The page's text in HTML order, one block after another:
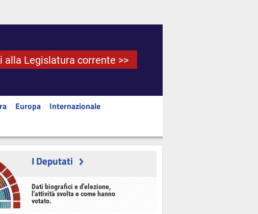
alla Legislatura corrente >>
Europa
Internazionale
I Deputati
Dati biografici e d'elezione,
l'attività svolta e come hanno
votato.